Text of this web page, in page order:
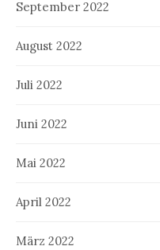
September 2022
August 2022
Juli 2022
Juni 2022
Mai 2022
April 2022
März 2022